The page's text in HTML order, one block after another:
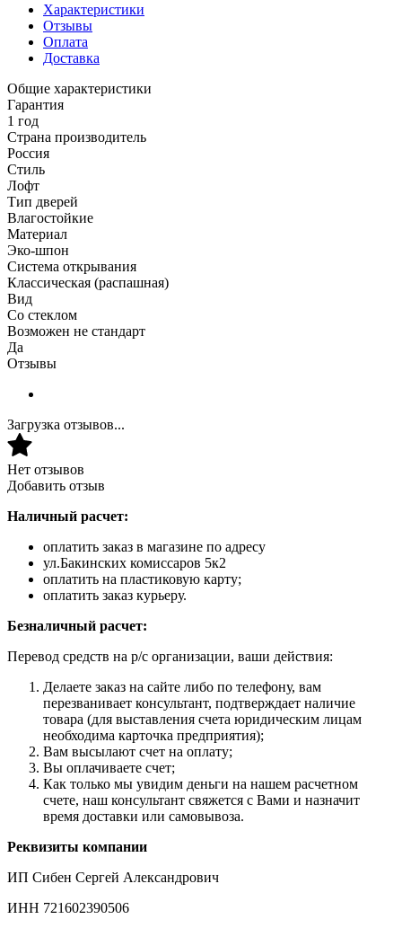
Характеристики
Отзывы
Оплата
Доставка
Общие характеристики
Гарантия
1 год
Страна производитель
Россия
Стиль
Лофт
Тип дверей
Влагостойкие
Материал
Эко-шпон
Система открывания
Классическая (распашная)
Вид
Со стеклом
Возможен не стандарт
Да
Отзывы
Загрузка отзывов...
Нет отзывов
Добавить отзыв
Наличный расчет:
оплатить заказ в магазине по адресу
ул.Бакинских комиссаров 5к2
оплатить на пластиковую карту;
оплатить заказ курьеру.
Безналичный расчет:
Перевод средств на р/с организации, ваши действия:
Делаете заказ на сайте либо по телефону, вам
перезванивает консультант, подтверждает наличие
товара (для выставления счета юридическим лицам
необходима карточка предприятия);
Вам высылают счет на оплату;
Вы оплачиваете счет;
Как только мы увидим деньги на нашем расчетном
счете, наш консультант свяжется с Вами и назначит
время доставки или самовывоза.
Реквизиты компании
ИП Сибен Сергей Александрович
ИНН 721602390506